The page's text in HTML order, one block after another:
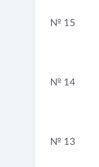
№ 15
№ 14
№ 13